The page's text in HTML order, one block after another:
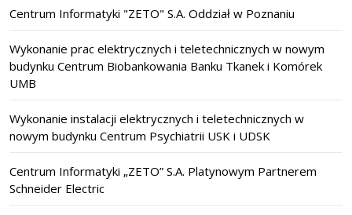
Centrum Informatyki "ZETO" S.A. Oddział w Poznaniu
Wykonanie prac elektrycznych i teletechnicznych w nowym
budynku Centrum Biobankowania Banku Tkanek i Komórek
UMB
Wykonanie instalacji elektrycznych i teletechnicznych w
nowym budynku Centrum Psychiatrii USK i UDSK
Centrum Informatyki „ZETO” S.A. Platynowym Partnerem
Schneider Electric